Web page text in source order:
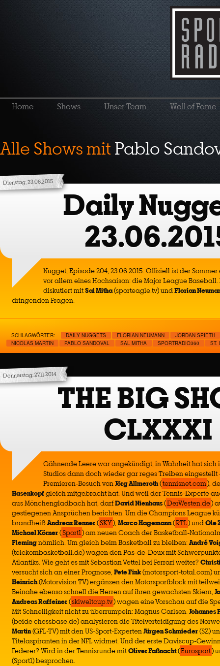
Home Shows Unser Team Wall of Fame
Alle Shows mitPablo
Dienstag, 23.06.2015
Daily
Nugget, Episode 204, 23.06.2015: Offiziell ist der
vor allem eines Hochsaison: die Major League Baseball.
diskutiert mitSal Mitha(sporteagle.tv) undFlorian
dringenden Fragen.
SCHLAGWÖRTER: DAILY NUGGETS FLORIAN NEUMANN
JORDAN SPIETH
NICOLAS MARTIN
PABLO SANDOVAL SAL MITHA SPORTRADIO360 ST.
Donnerstag, 27.11.2014
THE BIG
CLXXXI
Gähnende Leere war angekündigt, in Wahrheit hat
Studios dann doch wieder gar reges Treiben eingestellt
Premieren-Besuch vonJörg Allmeroth(tennisnet.com),
Hasenkopfgleich mitgebracht hat. Und weil der Tennis-Experte
aus Mönchengladbach hat, darfDavid Nienhaus(DerWesten.de)
gestiegenen Ansprüchen berichten. Um die Champions League
brandheißAndreas Renner(SKY), Marco Hagemann(RTL) undOle
Michael Körner(Sport1) am neuen Coach der Basketball-
Flemingnämlich. Um gleich beim Basketball zu bleiben:André
(telekombasketball.de) wagen den Pas-de-Deux mit
Atlantiks. Wie geht es mit Sebastian Vettel bei Ferrari weiter?
versucht sich an einer Prognose, Pete Fink(motorsport-total.com)
Heinrich(Motorvision TV) ergänzen den Motorsportblock mit
Beinahe ebenso schnell die Herren auf ihren gewachsten Skiern,
Andreas Raffeiner(skiweltcup.tv) wagen eine Vorschau auf die
Mit Schnelligkeit nicht zu überrumpeln: Magnus Carlsen.Johannes
(beide chessbase.de) analysieren die Titelverteidigung des
Martin(GFL-TV) mit den US-Sport-ExpertenJürgen Schmieder(SZ)
Titelaspiranten in der NFL widmet. Und der erste Daviscup-
Federer? Wird in der Tennisrunde mitOliver Faßnacht(Eurosport)
(Sport1) besprochen.